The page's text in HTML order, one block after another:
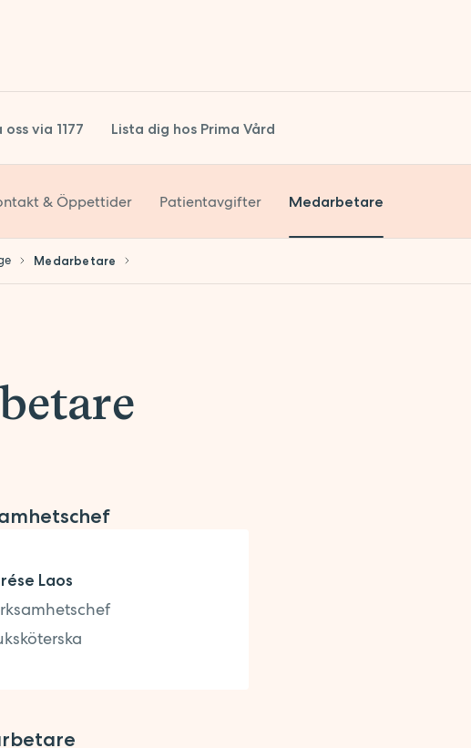
via 1177 Lista dig hos Prima Vård
& Öppettider Patientavgifter Medarbetare
Medarbetare
Laos